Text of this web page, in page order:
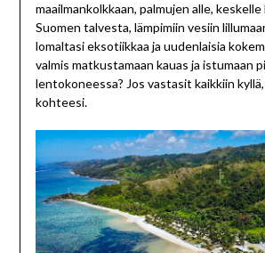
maailmankolkkaan, palmujen alle, keskelle
Suomen talvesta, lämpimiin vesiin
lomaltasi eksotiikkaa ja uudenlaisia
valmis matkustamaan kauas ja istumaan
lentokoneessa? Jos vastasit kaikkiin
kohteesi.